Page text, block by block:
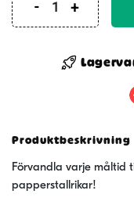
Pride
pack
Produktbeskrivning
Förvandla varje måltid
papperstallrikar!